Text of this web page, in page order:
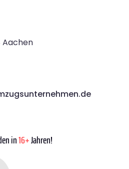
Aachen
in16+Jahren!